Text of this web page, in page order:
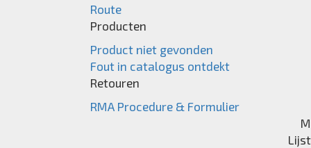
Route
Producten
Product niet gevonden
Fout in catalogus ontdekt
Retouren
RMA Procedure & Formulier